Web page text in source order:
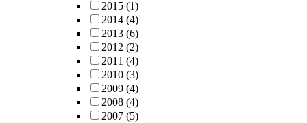
2015 (1)
2014 (4)
2013 (6)
2012 (2)
2011 (4)
2010 (3)
2009 (4)
2008 (4)
2007 (5)